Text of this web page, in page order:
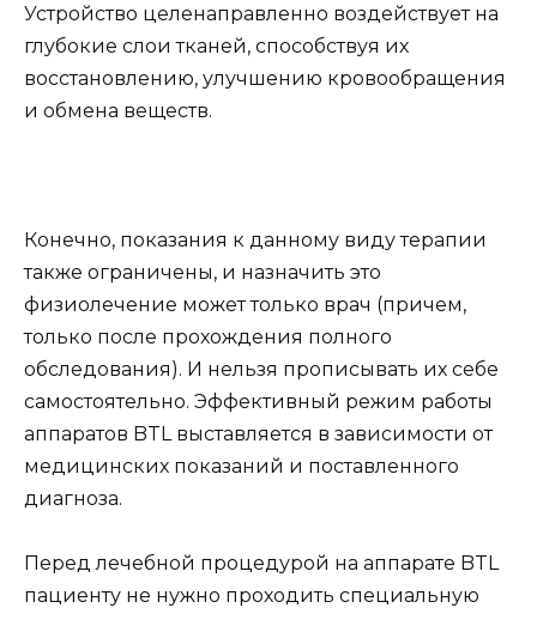
Устройство целенаправленно воздействует на
глубокие слои тканей, способствуя их
восстановлению, улучшению кровообращения
и обмена веществ.
Конечно, показания к данному виду терапии
также ограничены, и назначить это
физиолечение может только врач (причем,
только после прохождения полного
обследования). И нельзя прописывать их себе
самостоятельно. Эффективный режим работы
аппаратов BTL выставляется в зависимости от
медицинских показаний и поставленного
диагноза.
Перед лечебной процедурой на аппарате BTL
пациенту не нужно проходить специальную